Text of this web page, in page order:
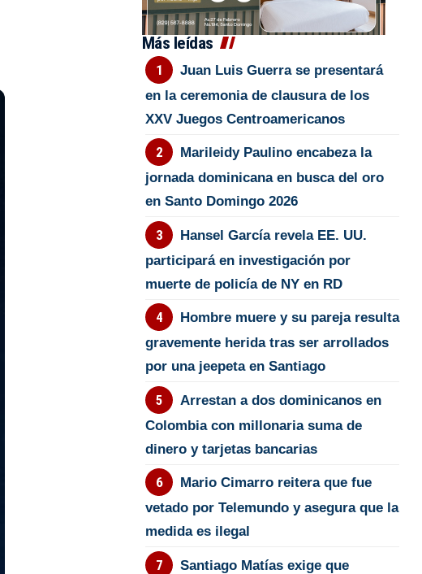
Más leídas
Juan Luis Guerra se presentará
en la ceremonia de clausura de los
XXV Juegos Centroamericanos
Marileidy Paulino encabeza la
jornada dominicana en busca del oro
en Santo Domingo 2026
Hansel García revela EE. UU.
participará en investigación por
muerte de policía de NY en RD
Hombre muere y su pareja resulta
gravemente herida tras ser arrollados
por una jeepeta en Santiago
Arrestan a dos dominicanos en
Colombia con millonaria suma de
dinero y tarjetas bancarias
Mario Cimarro reitera que fue
vetado por Telemundo y asegura que la
medida es ilegal
Santiago Matías exige que